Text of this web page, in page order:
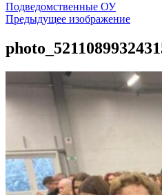
Подведомственные ОУ
Предыдущее изображение